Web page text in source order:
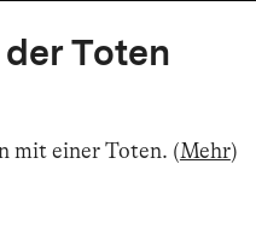
Toten
mit einer Toten. (Mehr)